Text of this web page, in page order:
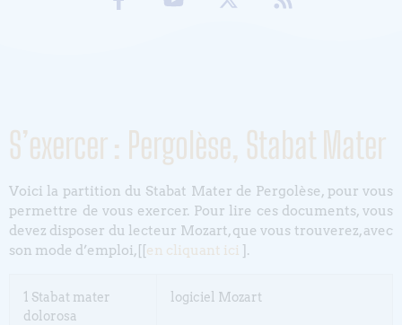
S’exercer : Pergolèse, Stabat Mater
Voici la partition du Stabat Mater de Pergolèse, pour vous
permettre de vous exercer. Pour lire ces documents, vous
devez disposer du lecteur Mozart, que vous trouverez, avec
son mode d’emploi,[[en cliquant ici ].
1 Stabat mater
dolorosa
logiciel Mozart